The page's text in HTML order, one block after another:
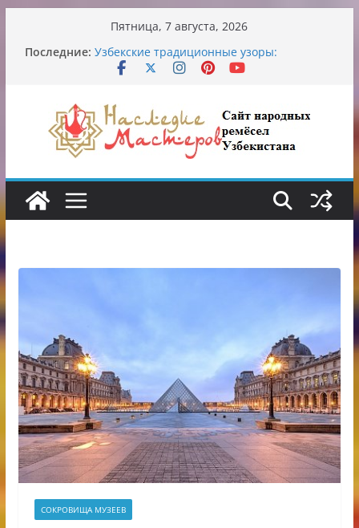
содержимому
Пятница, 7 августа, 2026
Последние: Узбекские традиционные узоры:
символика и происхождение
Опасная диета Алины Загитовой
От знахарей до университетских клиник
Обрушение на одном из ключевых
перекрёстков Ташкента: перекрыт
путепровод на Буюк Ипак Йули
СОКРОВИЩА МУЗЕЕВ